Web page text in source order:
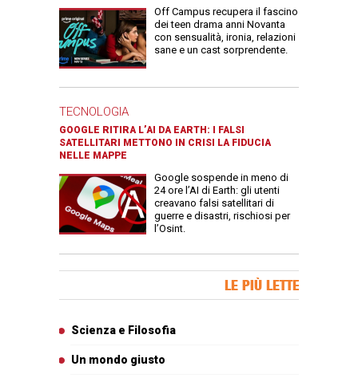
Off Campus recupera il fascino
dei teen drama anni Novanta
con sensualità, ironia, relazioni
sane e un cast sorprendente.
TECNOLOGIA
GOOGLE RITIRA L’AI DA EARTH: I FALSI
SATELLITARI METTONO IN CRISI LA FIDUCIA
NELLE MAPPE
Google sospende in meno di
24 ore l’AI di Earth: gli utenti
creavano falsi satellitari di
guerre e disastri, rischiosi per
l’Osint.
LE PIÙ LETTE
Scienza e Filosofia
Un mondo giusto